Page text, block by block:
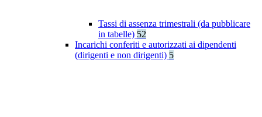
Tassi di assenza trimestrali (da pubblicare
in tabelle) 52
Incarichi conferiti e autorizzati ai dipendenti
(dirigenti e non dirigenti) 5